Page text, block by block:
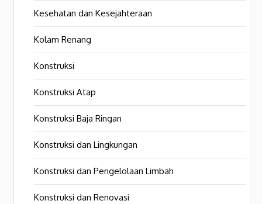
Kesehatan dan Kesejahteraan
Kolam Renang
Konstruksi
Konstruksi Atap
Konstruksi Baja Ringan
Konstruksi dan Lingkungan
Konstruksi dan Pengelolaan Limbah
Konstruksi dan Renovasi